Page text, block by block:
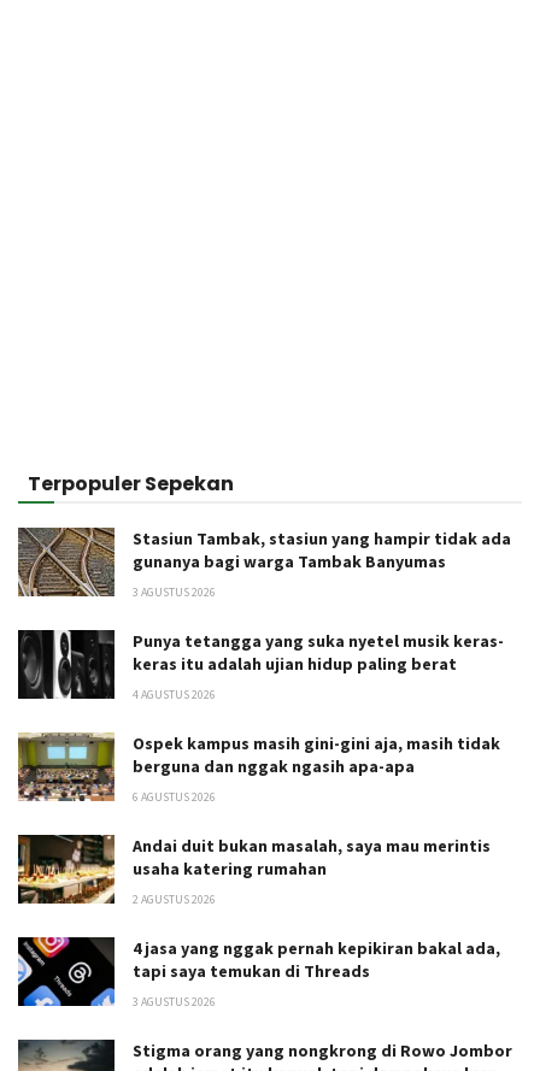
Terpopuler Sepekan
Stasiun Tambak, stasiun yang hampir tidak ada
gunanya bagi warga Tambak Banyumas
3 AGUSTUS 2026
Punya tetangga yang suka nyetel musik keras-
keras itu adalah ujian hidup paling berat
4 AGUSTUS 2026
Ospek kampus masih gini-gini aja, masih tidak
berguna dan nggak ngasih apa-apa
6 AGUSTUS 2026
Andai duit bukan masalah, saya mau merintis
usaha katering rumahan
2 AGUSTUS 2026
4 jasa yang nggak pernah kepikiran bakal ada,
tapi saya temukan di Threads
3 AGUSTUS 2026
Stigma orang yang nongkrong di Rowo Jombor